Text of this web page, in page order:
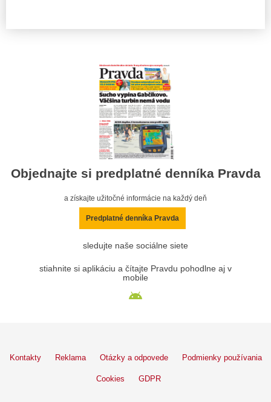
Objednajte si predplatné denníka Pravda
a získajte užitočné informácie na každý deň
Predplatné denníka Pravda
sledujte naše sociálne siete
stiahnite si aplikáciu a čítajte Pravdu pohodlne aj v
mobile
Kontakty Reklama Otázky a odpovede Podmienky používania
Cookies GDPR